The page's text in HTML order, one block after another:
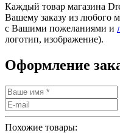
Каждый товар магазина
Вашему заказу из любого
с Вашими пожеланиями и
логотип, изображение).
Оформление
Похожие товары: